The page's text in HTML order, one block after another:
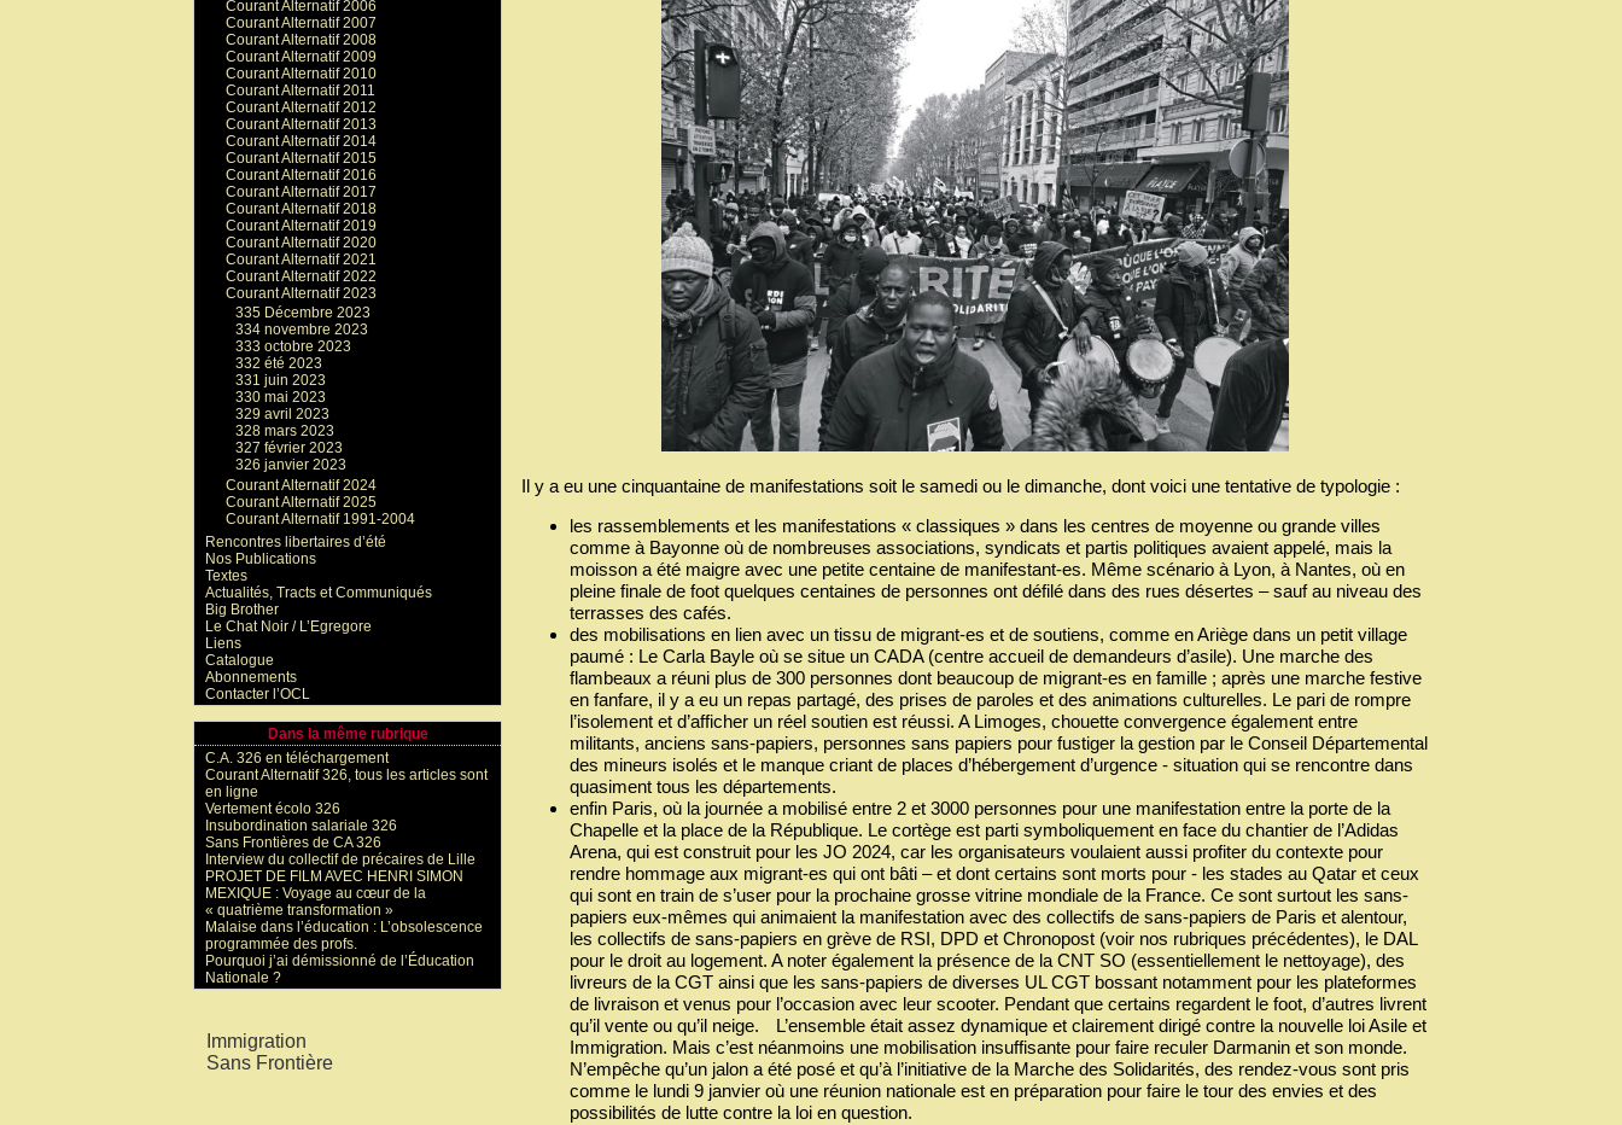
Il y a eu une cinquantaine de manifestations soit le samedi ou le dimanche, dont voici une tentative de typologie :
les rassemblements et les manifestations « classiques » dans les centres de moyenne ou grande villes
comme à Bayonne où de nombreuses associations, syndicats et partis politiques avaient appelé, mais la
moisson a été maigre avec une petite centaine de manifestant-es. Même scénario à Lyon, à Nantes, où en
pleine finale de foot quelques centaines de personnes ont défilé dans des rues désertes – sauf au niveau des
terrasses des cafés.
des mobilisations en lien avec un tissu de migrant-es et de soutiens, comme en Ariège dans un petit village
paumé : Le Carla Bayle où se situe un CADA (centre accueil de demandeurs d’asile). Une marche des
flambeaux a réuni plus de 300 personnes dont beaucoup de migrant-es en famille ; après une marche festive
en fanfare, il y a eu un repas partagé, des prises de paroles et des animations culturelles. Le pari de rompre
l’isolement et d’afficher un réel soutien est réussi. A Limoges, chouette convergence également entre
militants, anciens sans-papiers, personnes sans papiers pour fustiger la gestion par le Conseil Départemental
des mineurs isolés et le manque criant de places d’hébergement d’urgence - situation qui se rencontre dans
quasiment tous les départements.
enfin Paris, où la journée a mobilisé entre 2 et 3000 personnes pour une manifestation entre la porte de la
Chapelle et la place de la République. Le cortège est parti symboliquement en face du chantier de l’Adidas
Arena, qui est construit pour les JO 2024, car les organisateurs voulaient aussi profiter du contexte pour
rendre hommage aux migrant-es qui ont bâti – et dont certains sont morts pour - les stades au Qatar et ceux
qui sont en train de s’user pour la prochaine grosse vitrine mondiale de la France. Ce sont surtout les sans-
papiers eux-mêmes qui animaient la manifestation avec des collectifs de sans-papiers de Paris et alentour,
les collectifs de sans-papiers en grève de RSI, DPD et Chronopost (voir nos rubriques précédentes), le DAL
pour le droit au logement. A noter également la présence de la CNT SO (essentiellement le nettoyage), des
livreurs de la CGT ainsi que les sans-papiers de diverses UL CGT bossant notamment pour les plateformes
de livraison et venus pour l’occasion avec leur scooter. Pendant que certains regardent le foot, d’autres livrent
qu’il vente ou qu’il neige. L’ensemble était assez dynamique et clairement dirigé contre la nouvelle loi Asile et
Immigration. Mais c’est néanmoins une mobilisation insuffisante pour faire reculer Darmanin et son monde.
N’empêche qu’un jalon a été posé et qu’à l’initiative de la Marche des Solidarités, des rendez-vous sont pris
comme le lundi 9 janvier où une réunion nationale est en préparation pour faire le tour des envies et des
possibilités de lutte contre la loi en question.
Courant Alternatif 2006
Courant Alternatif 2007
Courant Alternatif 2008
Courant Alternatif 2009
Courant Alternatif 2010
Courant Alternatif 2011
Courant Alternatif 2012
Courant Alternatif 2013
Courant Alternatif 2014
Courant Alternatif 2015
Courant Alternatif 2016
Courant Alternatif 2017
Courant Alternatif 2018
Courant Alternatif 2019
Courant Alternatif 2020
Courant Alternatif 2021
Courant Alternatif 2022
Courant Alternatif 2023
335 Décembre 2023
334 novembre 2023
333 octobre 2023
332 été 2023
331 juin 2023
330 mai 2023
329 avril 2023
328 mars 2023
327 février 2023
326 janvier 2023
Courant Alternatif 2024
Courant Alternatif 2025
Courant Alternatif 1991-2004
Rencontres libertaires d’été
Nos Publications
Textes
Actualités, Tracts et Communiqués
Big Brother
Le Chat Noir / L’Egregore
Liens
Catalogue
Abonnements
Contacter l’OCL
Dans la même rubrique
C.A. 326 en téléchargement
Courant Alternatif 326, tous les articles sont
en ligne
Vertement écolo 326
Insubordination salariale 326
Sans Frontières de CA 326
Interview du collectif de précaires de Lille
PROJET DE FILM AVEC HENRI SIMON
MEXIQUE : Voyage au cœur de la
« quatrième transformation »
Malaise dans l’éducation : L’obsolescence
programmée des profs.
Pourquoi j’ai démissionné de l’Éducation
Nationale ?
Immigration
Sans Frontière